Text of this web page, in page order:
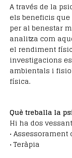
A través de la
els beneficis
per al benestar
analitza com
el rendiment
investigacions
ambientals i
física.
Què treballa la
Hi ha dos
•
• Teràpia